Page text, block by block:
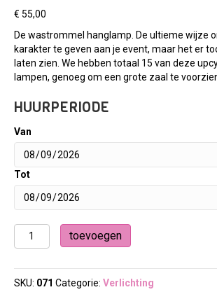
€ 55,00
De wastrommel hanglamp. De ultieme wijze
karakter te geven aan je event, maar het er
laten zien. We hebben totaal 15 van deze
lampen, genoeg om een grote zaal te
HUURPERIODE
Van
Tot
Wastrommel
hanglamp
toevoegen
SKU: 071 Categorie: Verlichting